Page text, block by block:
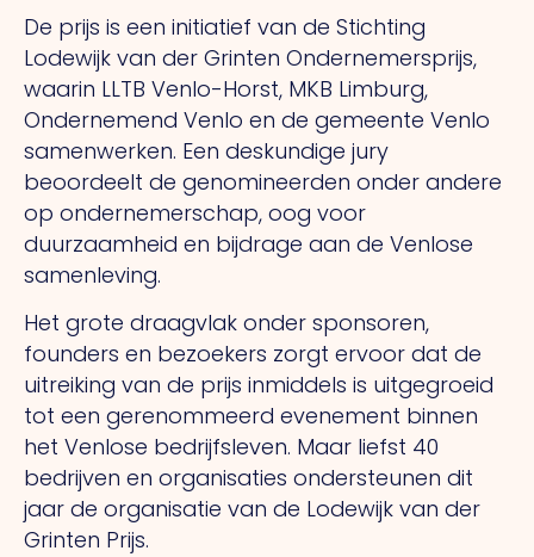
De prijs is een initiatief van de Stichting
Lodewijk van der Grinten Ondernemersprijs,
waarin LLTB Venlo-Horst, MKB Limburg,
Ondernemend Venlo en de gemeente Venlo
samenwerken. Een deskundige jury
beoordeelt de genomineerden onder andere
op ondernemerschap, oog voor
duurzaamheid en bijdrage aan de Venlose
samenleving.
Het grote draagvlak onder sponsoren,
founders en bezoekers zorgt ervoor dat de
uitreiking van de prijs inmiddels is uitgegroeid
tot een gerenommeerd evenement binnen
het Venlose bedrijfsleven. Maar liefst 40
bedrijven en organisaties ondersteunen dit
jaar de organisatie van de Lodewijk van der
Grinten Prijs.